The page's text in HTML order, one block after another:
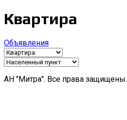
Квартира
Объявления
АН "Митра". Все права защищены.